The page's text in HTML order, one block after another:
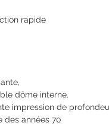
rapide
dôme interne.
impression de
des années 70